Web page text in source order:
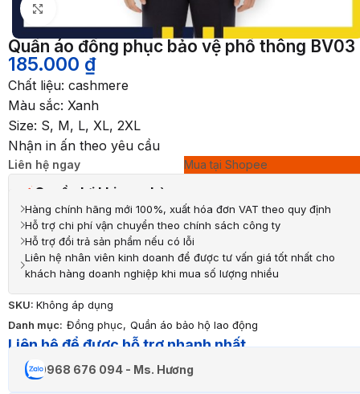
Nhấp để phóng to
Quần áo đồng phục bảo vệ phổ thông BV03
185.000 ₫
Chất liệu: cashmere
Màu sắc: Xanh
Size: S, M, L, XL, 2XL
Nhận in ấn theo yêu cầu
Liên hệ ngay Mua tại Shopee
Quyền lợi khi mua hàng
Hàng chính hãng mới 100%, xuất hóa đơn VAT theo quy định
Hỗ trợ chi phí vận chuyển theo chính sách công ty
Hỗ trợ đổi trả sản phẩm nếu có lỗi
Liên hệ nhân viên kinh doanh để được tư vấn giá tốt nhất cho
khách hàng doanh nghiệp khi mua số lượng nhiều
SKU: Không áp dụng
Danh mục: Đồng phục, Quần áo bảo hộ lao động
Liên hệ để được hỗ trợ nhanh nhất
0968 676 094 - Ms. Hương